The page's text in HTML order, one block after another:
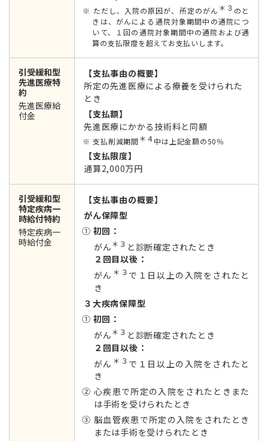
ただし、入院の原因が、所定のがん ＊３ のと
きは、がんによる通院対象期間中の通院につ
いて、１回の通院対象期間中の通院および通
算の支払限度を超えてお支払いします。
引受緩和型
先進医療特
約
先進医療給
付金
【支払事由の概要】
所定の先進医療による療養を受けられた
とき
【支払額】
先進医療にかかる技術料と同額
支払削減期間＊４中は上記金額の50％
【支払限度】
通算2,000万円
引受緩和型
特定疾病一
時給付特約
特定疾病一
時給付金
【支払事由の概要】
がん保障型
① 初回：
がん＊３ と診断確定されたとき
２回目以後：
がん ＊３ で１日以上の入院をされたと
き
３大疾病保障型
① 初回：
がん＊３ と診断確定されたとき
２回目以後：
がん ＊３ で１日以上の入院をされたと
き
② 心疾患で所定の入院をされたときまた
は手術を受けられたとき
③ 脳血管疾患で所定の入院をされたとき
または手術を受けられたとき